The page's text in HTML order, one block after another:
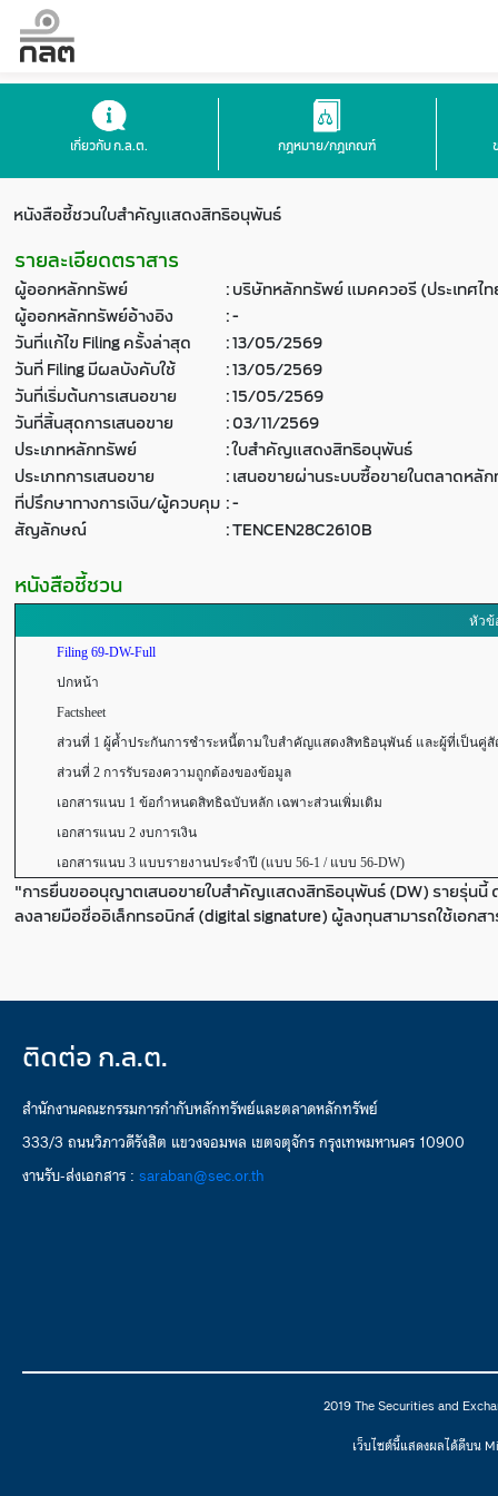
เกี่ยวกับ ก.ล.ต. กฎหมาย/กฎเกณฑ์
หนังสือชี้ชวนใบสำคัญแสดงสิทธิอนุพันธ์
รายละเอียดตราสาร
ผู้ออกหลักทรัพย์ :บริษัทหลักทรัพย์ แมคควอรี (ประเทศไ
ผู้ออกหลักทรัพย์อ้างอิง
:-
วันที่แก้ไข Filing ครั้งล่าสุด
:13/05/2569
วันที่ Filing มีผลบังคับใช้
:13/05/2569
วันที่เริ่มต้นการเสนอขาย
:15/05/2569
วันที่สิ้นสุดการเสนอขาย
:03/11/2569
ประเภทหลักทรัพย์
:ใบสำคัญแสดงสิทธิอนุพันธ์
ประเภทการเสนอขาย
:เสนอขายผ่านระบบซื้อขายในตลาดหลั
ที่ปรึกษาทางการเงิน/ผู้ควบคุม :-
สัญลักษณ์
:TENCEN28C2610B
หนังสือชี้ชวน
หัวข้
Filing 69-DW-Full
ปกหน้า
Factsheet
ส่วนที่ 1 ผู้ค้ำประกันการชำระหนี้ตามใบสำคัญแสดงสิทธิอนุพันธ์ และผู้ที่เป็นคู่สั
ส่วนที่ 2 การรับรองความถูกต้องของข้อมูล
เอกสารแนบ 1 ข้อกำหนดสิทธิฉบับหลัก เฉพาะส่วนเพิ่มเติม
เอกสารแนบ 2 งบการเงิน
เอกสารแนบ 3 แบบรายงานประจำปี (แบบ 56-1 / แบบ 56-DW)
"การยื่นขออนุญาตเสนอขายใบสำคัญแสดงสิทธิอนุพันธ์ (DW) รายรุ่นนี้
ลงลายมือชื่ออิเล็กทรอนิกส์ (digital signature) ผู้ลงทุนสามารถใช้เอกส
ติดต่อ ก.ล.ต.
สำนักงานคณะกรรมการกำกับหลักทรัพย์และตลาดหลักทรัพย์
333/3 ถนนวิภาวดีรังสิต แขวงจอมพล เขตจตุจักร กรุงเทพมหานคร 10900
งานรับ-ส่งเอกสาร : saraban@sec.or.th
2019 The Securities and
เว็บไซต์นี้แสดงผลได้ดีบน